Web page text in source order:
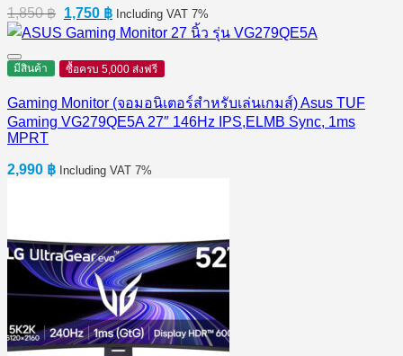
1,850฿ Original
price
was:
1,850 ฿.
1,750 ฿Current
price
is:
1,750 ฿.
Including VAT 7%
มีสินค้า ซื้อครบ 5,000 ส่งฟรี
Gaming Monitor (จอมอนิเตอร์สำหรับเล่นเกมส์) Asus TUF
Gaming VG279QE5A 27″ 146Hz IPS,ELMB Sync, 1ms
MPRT
2,990 ฿ Including VAT 7%